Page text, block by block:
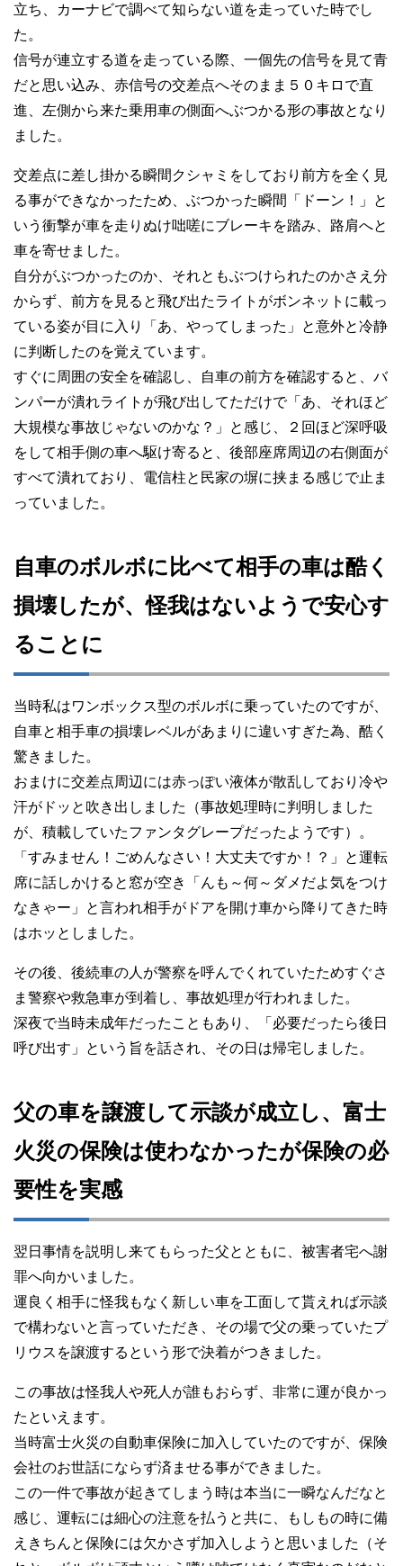
立ち、カーナビで調べて知らない道を走っていた時でし
た。
信号が連立する道を走っている際、一個先の信号を見て青
だと思い込み、赤信号の交差点へそのまま５０キロで直
進、左側から来た乗用車の側面へぶつかる形の事故となり
ました。
交差点に差し掛かる瞬間クシャミをしており前方を全く見
る事ができなかったため、ぶつかった瞬間「ドーン！」と
いう衝撃が車を走りぬけ咄嗟にブレーキを踏み、路肩へと
車を寄せました。
自分がぶつかったのか、それともぶつけられたのかさえ分
からず、前方を見ると飛び出たライトがボンネットに載っ
ている姿が目に入り「あ、やってしまった」と意外と冷静
に判断したのを覚えています。
すぐに周囲の安全を確認し、自車の前方を確認すると、バ
ンパーが潰れライトが飛び出してただけで「あ、それほど
大規模な事故じゃないのかな？」と感じ、２回ほど深呼吸
をして相手側の車へ駆け寄ると、後部座席周辺の右側面が
すべて潰れており、電信柱と民家の塀に挟まる感じで止ま
っていました。
自車のボルボに比べて相手の車は酷く
損壊したが、怪我はないようで安心す
ることに
当時私はワンボックス型のボルボに乗っていたのですが、
自車と相手車の損壊レベルがあまりに違いすぎた為、酷く
驚きました。
おまけに交差点周辺には赤っぽい液体が散乱しており冷や
汗がドッと吹き出しました（事故処理時に判明しました
が、積載していたファンタグレープだったようです）。
「すみません！ごめんなさい！大丈夫ですか！？」と運転
席に話しかけると窓が空き「んも～何～ダメだよ気をつけ
なきゃー」と言われ相手がドアを開け車から降りてきた時
はホッとしました。
その後、後続車の人が警察を呼んでくれていたためすぐさ
ま警察や救急車が到着し、事故処理が行われました。
深夜で当時未成年だったこともあり、「必要だったら後日
呼び出す」という旨を話され、その日は帰宅しました。
父の車を譲渡して示談が成立し、富士
火災の保険は使わなかったが保険の必
要性を実感
翌日事情を説明し来てもらった父とともに、被害者宅へ謝
罪へ向かいました。
運良く相手に怪我もなく新しい車を工面して貰えれば示談
で構わないと言っていただき、その場で父の乗っていたプ
リウスを譲渡するという形で決着がつきました。
この事故は怪我人や死人が誰もおらず、非常に運が良かっ
たといえます。
当時富士火災の自動車保険に加入していたのですが、保険
会社のお世話にならず済ませる事ができました。
この一件で事故が起きてしまう時は本当に一瞬なんだなと
感じ、運転には細心の注意を払うと共に、もしもの時に備
えきちんと保険には欠かさず加入しようと思いました（そ